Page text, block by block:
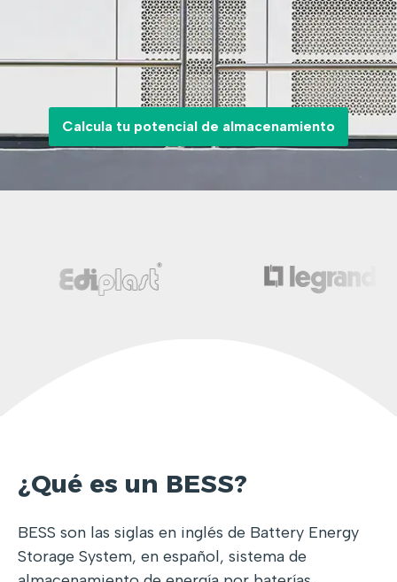
Calcula tu potencial de almacenamiento
¿Qué es un BESS?
BESS son las siglas en inglés de Battery Energy
Storage System, en español, sistema de